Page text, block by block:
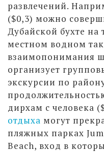
развлечений.
($0,3) можно
Дубайской бухте
местном водном
взаимопонимания
организует
экскурсии по
дирхам с человека
отдыха могут
пляжных парках
Beach, вход в